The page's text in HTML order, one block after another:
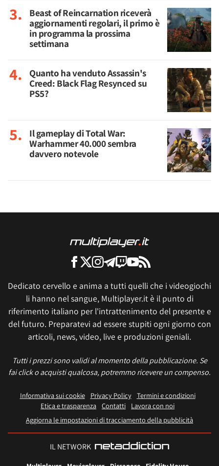
Beast of Reincarnation riceverà
aggiornamenti regolari, il primo è
in programma la prossima
settimana
Quanto ha venduto Assassin's
Creed: Black Flag Resynced su
PS5?
Il gameplay di Total War:
Warhammer 40.000 sembra
davvero notevole
Dedicato cervello e anima a tutti quelli che i videogiochi
li hanno nel sangue, Multiplayer.it è il punto di
riferimento italiano per l'intrattenimento del presente e
del futuro. Preparatevi ad essere stupiti ogni giorno con
articoli, news, video, live e produzioni geniali.
Tutti i prezzi sono validi al momento della pubblicazione. Se
fai click o acquisti qualcosa, potremmo ricevere un compenso.
Informativa sui cookie Privacy Policy
Termini e condizioni
Etica e trasparenza Contatti
Lavora con noi
Aggiorna le impostazioni di tracciamento della pubblicità
IL NETWORK